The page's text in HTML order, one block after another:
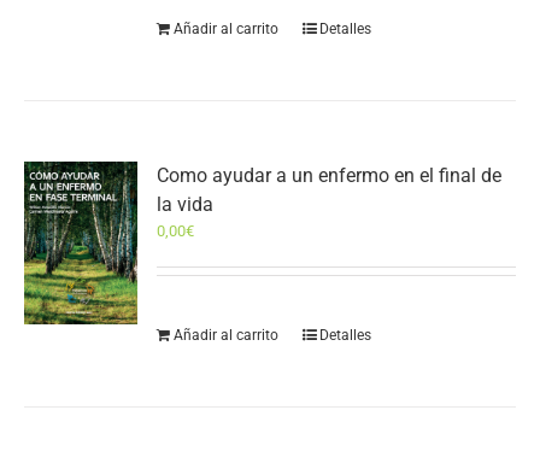
Añadir al carrito Detalles
Como ayudar a un enfermo en el final de
la vida
0,00€
Añadir al carrito Detalles